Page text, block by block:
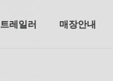
레일러 매장안내